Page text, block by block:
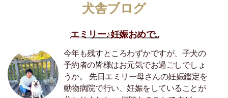
犬舎ブログ
エミリー♪妊娠おめで..
今年も残すところわずかですが、子犬の
予約者の皆様はお元気でお過ごしでしょ
うか。 先日エミリー母さんの妊娠鑑定を
動物病院で行い、妊娠をしていることが